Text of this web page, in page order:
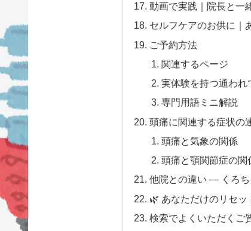
動画で実践｜院長と一
セルフケアのお供に｜
ご予約方法
関連するページ
実体験を持つ通われ
専門用語ミニ解説
頭痛に関連する症状の
頭痛と気象の関係
頭痛と顎関節症の関
他院との違い — くろ
🌿 あなただけのリセ
検索でよくいただくご